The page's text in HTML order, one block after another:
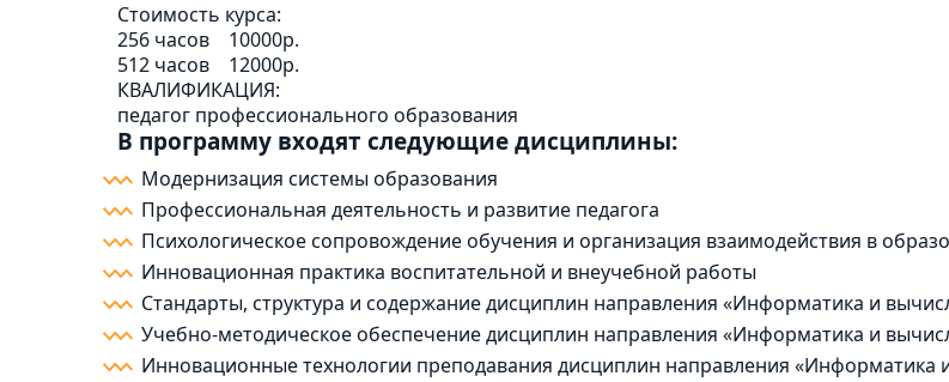
Стоимость курса:
256 часов
10000р.
512 часов
12000р.
КВАЛИФИКАЦИЯ:
педагог профессионального образования
В программу входят следующие дисциплины:
Модернизация системы образования
Профессиональная деятельность и развитие педагога
Психологическое сопровождение обучения и организация взаимодействия в
Инновационная практика воспитательной и внеучебной работы
Стандарты, структура и содержание дисциплин направления «Информатика и
Учебно-методическое обеспечение дисциплин направления «Информатика и
Инновационные технологии преподавания дисциплин направления «Информатика